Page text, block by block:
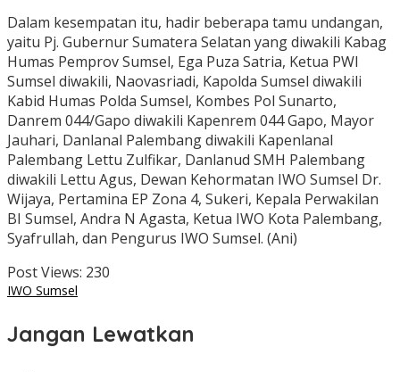
Dalam kesempatan itu, hadir beberapa tamu undangan,
yaitu Pj. Gubernur Sumatera Selatan yang diwakili Kabag
Humas Pemprov Sumsel, Ega Puza Satria, Ketua PWI
Sumsel diwakili, Naovasriadi, Kapolda Sumsel diwakili
Kabid Humas Polda Sumsel, Kombes Pol Sunarto,
Danrem 044/Gapo diwakili Kapenrem 044 Gapo, Mayor
Jauhari, Danlanal Palembang diwakili Kapenlanal
Palembang Lettu Zulfikar, Danlanud SMH Palembang
diwakili Lettu Agus, Dewan Kehormatan IWO Sumsel Dr.
Wijaya, Pertamina EP Zona 4, Sukeri, Kepala Perwakilan
BI Sumsel, Andra N Agasta, Ketua IWO Kota Palembang,
Syafrullah, dan Pengurus IWO Sumsel. (Ani)
Post Views: 230
IWO Sumsel
Jangan Lewatkan